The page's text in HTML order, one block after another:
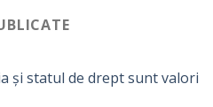
și statul de drept sunt valori